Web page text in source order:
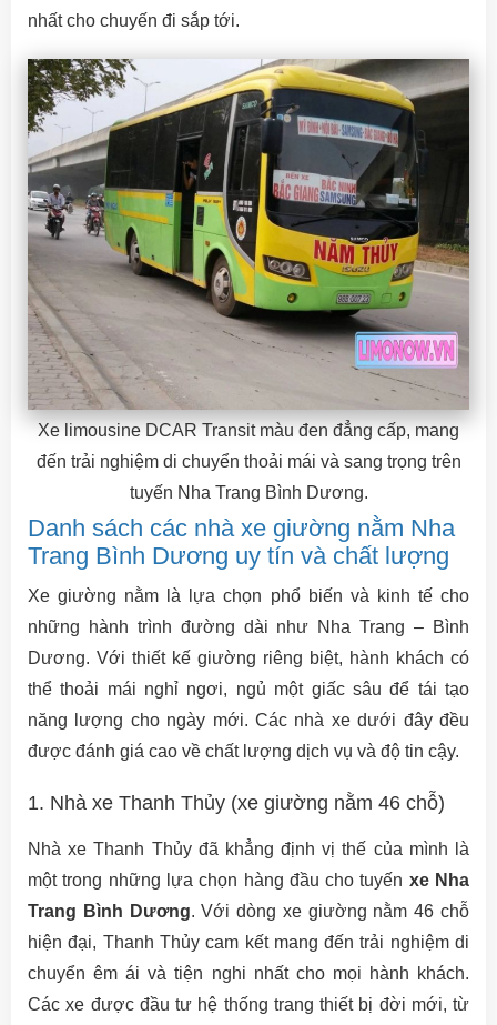
nhất cho chuyến đi sắp tới.
Xe limousine DCAR Transit màu đen đẳng cấp, mang
đến trải nghiệm di chuyển thoải mái và sang trọng trên
tuyến Nha Trang Bình Dương.
Danh sách các nhà xe giường nằm Nha
Trang Bình Dương uy tín và chất lượng
Xe giường nằm là lựa chọn phổ biến và kinh tế cho
những hành trình đường dài như Nha Trang – Bình
Dương. Với thiết kế giường riêng biệt, hành khách có
thể thoải mái nghỉ ngơi, ngủ một giấc sâu để tái tạo
năng lượng cho ngày mới. Các nhà xe dưới đây đều
được đánh giá cao về chất lượng dịch vụ và độ tin cậy.
1. Nhà xe Thanh Thủy (xe giường nằm 46 chỗ)
Nhà xe Thanh Thủy đã khẳng định vị thế của mình là
một trong những lựa chọn hàng đầu cho tuyến xe Nha
Trang Bình Dương. Với dòng xe giường nằm 46 chỗ
hiện đại, Thanh Thủy cam kết mang đến trải nghiệm di
chuyển êm ái và tiện nghi nhất cho mọi hành khách.
Các xe được đầu tư hệ thống trang thiết bị đời mới, từ